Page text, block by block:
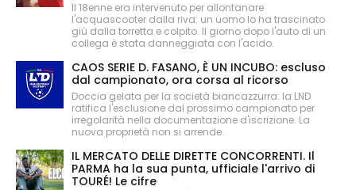
Il 18enne era intervenuto per allontanare
l'acquascooter dalla riva: un uomo lo ha trascinato
giù dalla torretta e colpito. Il giorno dopo l'auto di un
collega è stata danneggiata con l'acido.
CAOS SERIE D. FASANO, È UN INCUBO: escluso
dal campionato, ora corsa al ricorso
Doccia gelata per la società biancazzurra: la LND
ratifica l'esclusione dal prossimo campionato per
irregolarità nella documentazione d'iscrizione. La
nuova proprietà non si arrende.
IL MERCATO DELLE DIRETTE CONCORRENTI. Il
PARMA ha la sua punta, ufficiale l'arrivo di
TOURÉ! Le cifre